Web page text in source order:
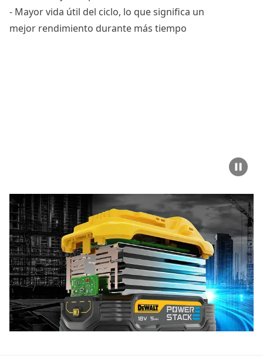
- Mayor vida útil del ciclo, lo que significa un
mejor rendimiento durante más tiempo